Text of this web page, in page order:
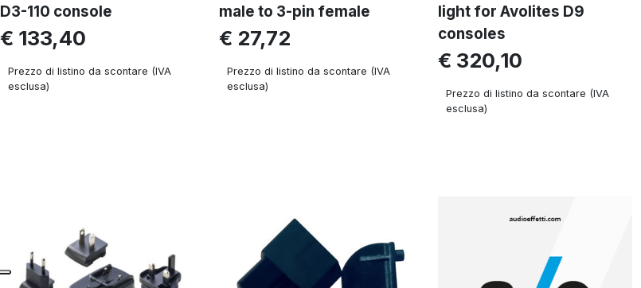
D3-110 console
€ 133,40
Prezzo di listino da scontare (IVA
esclusa)
male to 3-pin female
€ 27,72
Prezzo di listino da scontare (IVA
esclusa)
light for Avolites D9
consoles
€ 320,10
Prezzo di listino da scontare (IVA
esclusa)